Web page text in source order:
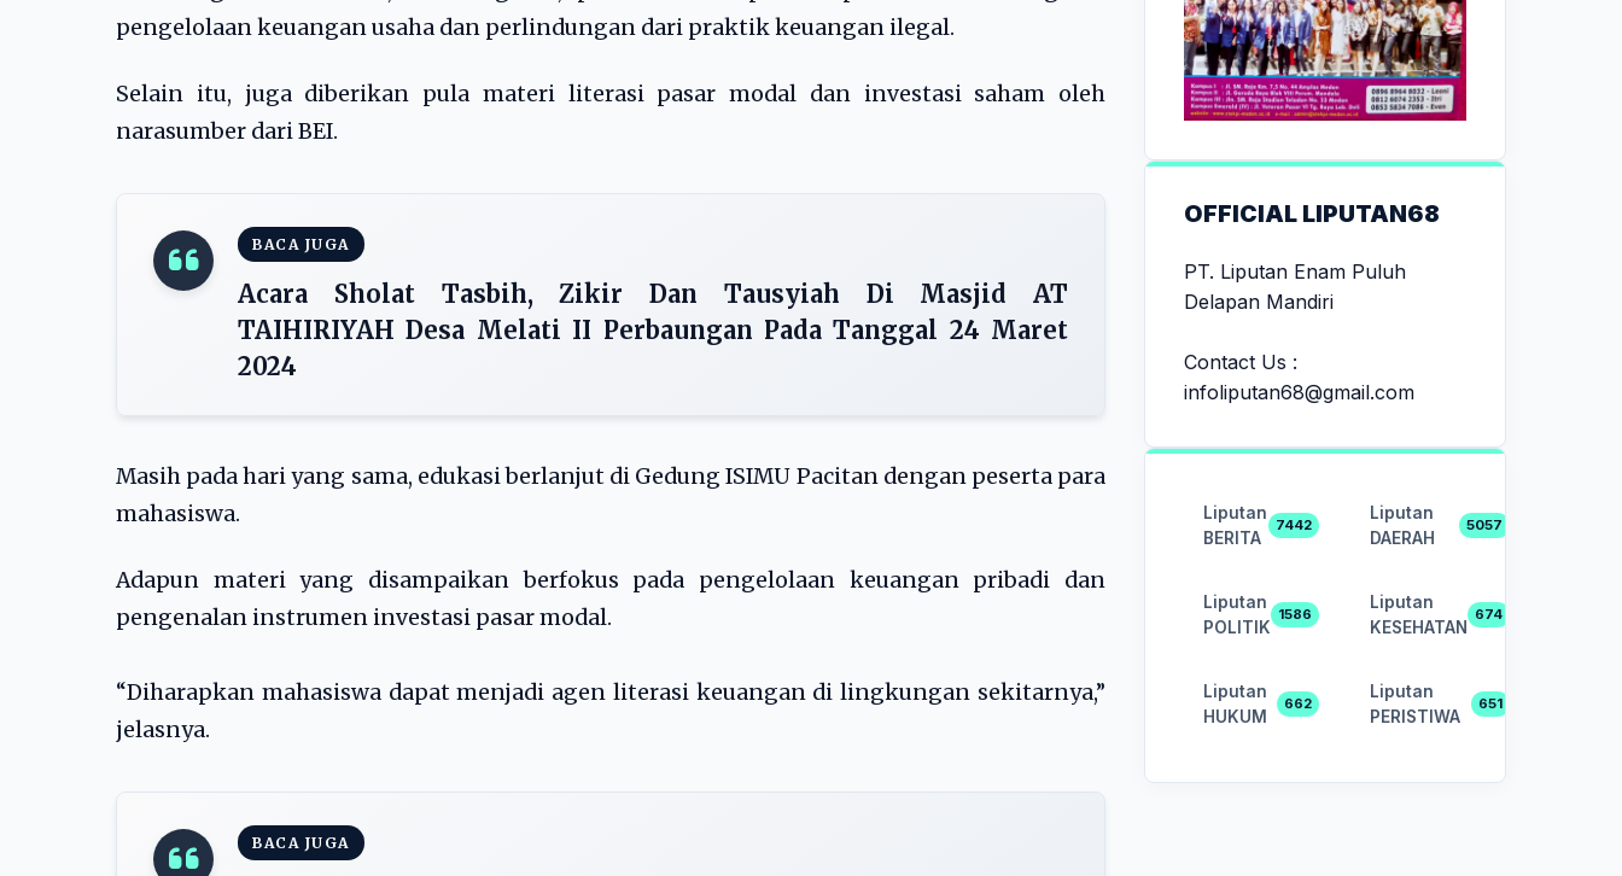
pengelolaan keuangan usaha dan perlindungan dari praktik keuangan ilegal.
Selain itu, juga diberikan pula materi literasi pasar modal dan investasi saham oleh
narasumber dari BEI.
BACA JUGA
Acara Sholat Tasbih, Zikir Dan Tausyiah Di Masjid AT
TAIHIRIYAH Desa Melati II Perbaungan Pada Tanggal 24 Maret
2024
Masih pada hari yang sama, edukasi berlanjut di Gedung ISIMU Pacitan dengan peserta para
mahasiswa.
Adapun materi yang disampaikan berfokus pada pengelolaan keuangan pribadi dan
pengenalan instrumen investasi pasar modal.
“Diharapkan mahasiswa dapat menjadi agen literasi keuangan di lingkungan sekitarnya,”
jelasnya.
BACA JUGA
OFFICIAL LIPUTAN68
PT. Liputan Enam Puluh
Delapan Mandiri
Contact Us :
infoliputan68@gmail.com
Liputan
BERITA
7442
Liputan
DAERAH
5057
Liputan
POLITIK
1586
Liputan
KESEHATAN
674
Liputan
HUKUM
662
Liputan
PERISTIWA
651